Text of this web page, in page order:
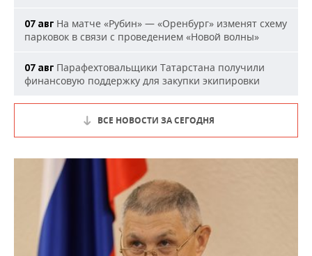
07 авг На матче «Рубин» — «Оренбург» изменят схему
парковок в связи с проведением «Новой волны»
07 авг Парафехтовальщики Татарстана получили
финансовую поддержку для закупки экипировки
ВСЕ НОВОСТИ ЗА СЕГОДНЯ